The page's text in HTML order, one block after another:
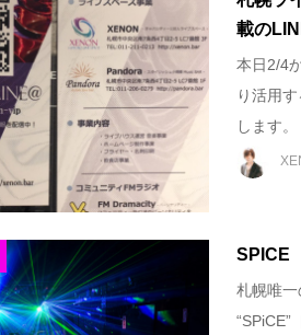
載の
本日2/4
り活用
します。‬
SPICE
札幌唯
“SPiCE”